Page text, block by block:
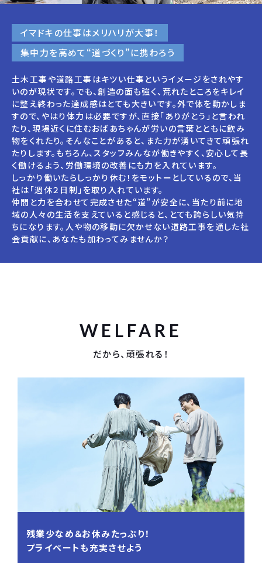
イマドキの仕事はメリハリが大事！
集中力を高めて“道づくり”に携わろう
土木工事や道路工事はキツい仕事というイメージをされやす
いのが現状です。でも、創造の面も強く、荒れたところをキレイ
に整え終わった達成感はとても大きいです。外で体を動かしま
すので、やはり体力は必要ですが、直接「ありがとう」と言われ
たり、現場近くに住むおばあちゃんが労いの言葉とともに飲み
物をくれたり。そんなことがあると、また力が湧いてきて頑張れ
たりします。もちろん、スタッフみんなが働きやすく、安心して長
く働けるよう、労働環境の改善にも力を入れています。
しっかり働いたらしっかり休む！をモットーとしているので、当
社は「週休２日制」を取り入れています。
仲間と力を合わせて完成させた“道”が安全に、当たり前に地
域の人々の生活を支えていると感じると、とても誇らしい気持
ちになります。人や物の移動に欠かせない道路工事を通した社
会貢献に、あなたも加わってみませんか？
WELFARE
だから、頑張れる！
残業少なめ＆お休みたっぷり！
プライベートも充実させよう